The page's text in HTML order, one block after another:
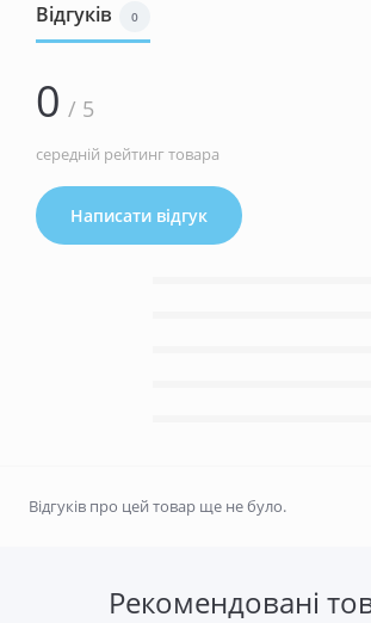
Відгуків 0
0 / 5
середній рейтинг товара
Написати відгук
Відгуків про цей товар ще не було.
Рекомендовані